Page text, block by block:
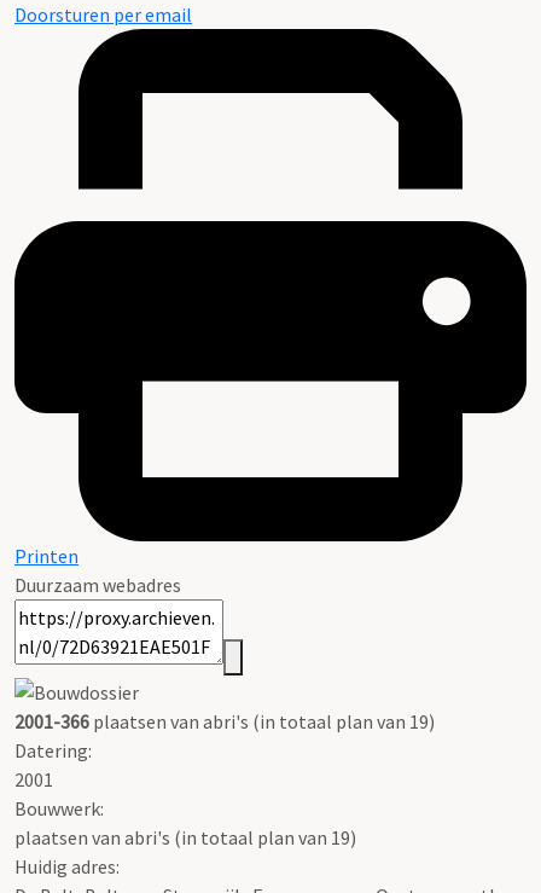
Doorsturen per email
Printen
Duurzaam webadres
2001-366 plaatsen van abri's (in totaal plan van 19)
Datering:
2001
Bouwwerk:
plaatsen van abri's (in totaal plan van 19)
Huidig adres: